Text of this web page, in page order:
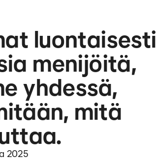
luontaisesti
menijöitä,
yhdessä,
mitä
2025